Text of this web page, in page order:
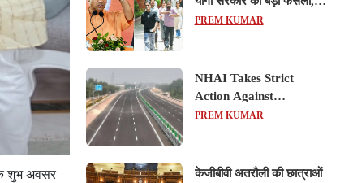
के शुभ अवसर
यूपी में 3 नए प्राइवेट
PREM KUMAR
NHAI Takes Strict
Action Against
Concessionaire,
Expressway Issues
PREM KUMAR
केजीबीवी अतरौली की छात्राओं